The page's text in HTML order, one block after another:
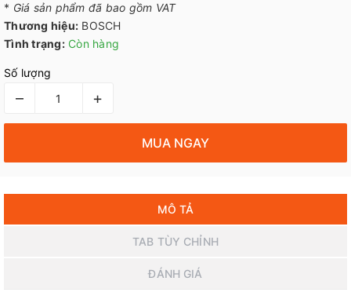
* Giá sản phẩm đã bao gồm VAT
Thương hiệu: BOSCH
Tình trạng: Còn hàng
Số lượng
– +
MUA NGAY
MÔ TẢ
TAB TÙY CHỈNH
ĐÁNH GIÁ